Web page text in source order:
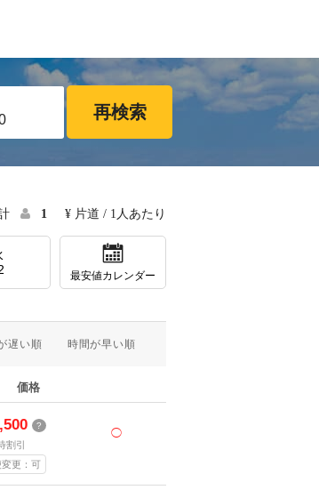
再検索
1 ¥ 片道 / 1人あたり
最安値カレンダー
遅い順 時間が早い順
価格
?
割引
更：可
◯